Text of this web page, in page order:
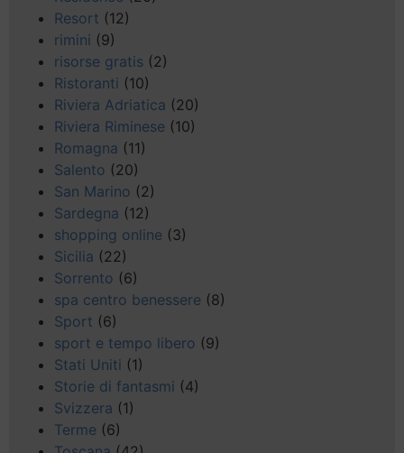
Resort (12)
rimini (9)
risorse gratis (2)
Ristoranti (10)
Riviera Adriatica (20)
Riviera Riminese (10)
Romagna (11)
Salento (20)
San Marino (2)
Sardegna (12)
shopping online (3)
Sicilia (22)
Sorrento (6)
spa centro benessere (8)
Sport (6)
sport e tempo libero (9)
Stati Uniti (1)
Storie di fantasmi (4)
Svizzera (1)
Terme (6)